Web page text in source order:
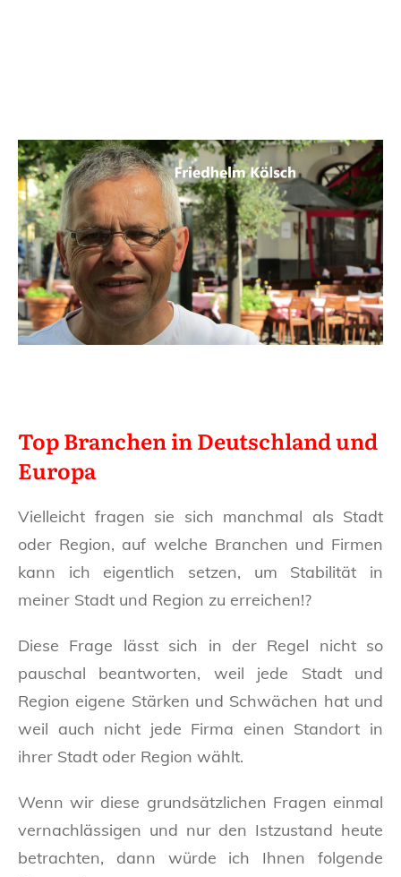
Top Branchen in Deutschland und
Europa
Vielleicht fragen sie sich manchmal als Stadt
oder Region, auf welche Branchen und Firmen
kann ich eigentlich setzen, um Stabilität in
meiner Stadt und Region zu erreichen!?
Diese Frage lässt sich in der Regel nicht so
pauschal beantworten, weil jede Stadt und
Region eigene Stärken und Schwächen hat und
weil auch nicht jede Firma einen Standort in
ihrer Stadt oder Region wählt.
Wenn wir diese grundsätzlichen Fragen einmal
vernachlässigen und nur den Istzustand heute
betrachten, dann würde ich Ihnen folgende